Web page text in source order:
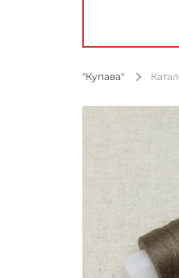
"Купава"